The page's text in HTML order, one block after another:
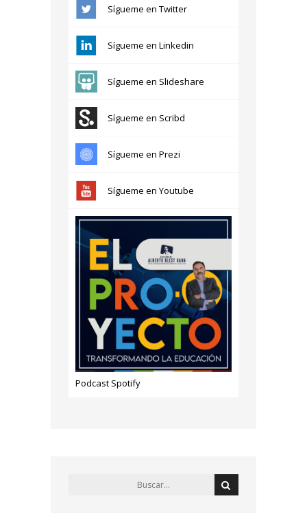
Sígueme en Twitter
Sígueme en Linkedin
Sígueme en Slideshare
Sígueme en Scribd
Sígueme en Prezi
Sígueme en Youtube
Podcast Spotify